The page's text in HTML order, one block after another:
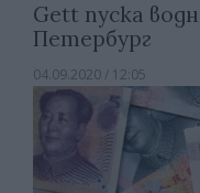
Gett пуска
Петербург
04.09.2020 / 12:05